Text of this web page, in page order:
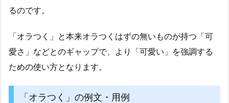
るのです。
「オラつく」と本来オラつくはずの無いものが持つ「可
愛さ」などとのギャップで、より「可愛い」を強調する
ための使い方となります。
「オラつく」の例文・用例